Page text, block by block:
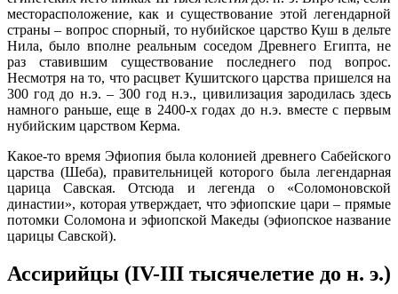
месторасположение, как и существование этой легендарной
страны – вопрос спорный, то нубийское царство Куш в дельте
Нила, было вполне реальным соседом Древнего Египта, не
раз ставившим существование последнего под вопрос.
Несмотря на то, что расцвет Кушитского царства пришелся на
300 год до н.э. – 300 год н.э., цивилизация зародилась здесь
намного раньше, еще в 2400-х годах до н.э. вместе с первым
нубийским царством Керма.
Какое-то время Эфиопия была колонией древнего Сабейского
царства (Шеба), правительницей которого была легендарная
царица Савская. Отсюда и легенда о «Соломоновской
династии», которая утверждает, что эфиопские цари – прямые
потомки Соломона и эфиопской Македы (эфиопское название
царицы Савской).
Ассирийцы (IV-III тысячелетие до н. э.)